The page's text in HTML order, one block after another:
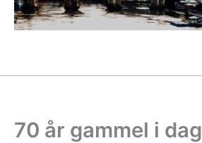
70 år gammel i dag